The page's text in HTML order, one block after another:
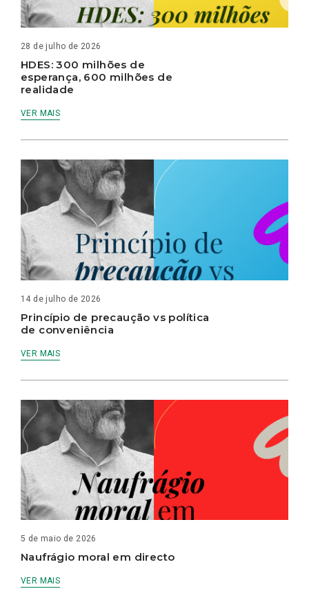
28 de julho de 2026
HDES: 300 milhões de
esperança, 600 milhões de
realidade
VER MAIS
14 de julho de 2026
Princípio de precaução vs política
de conveniência
VER MAIS
5 de maio de 2026
Naufrágio moral em directo
VER MAIS